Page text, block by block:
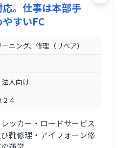
。仕事は本部手
すいFC
ニング、修理（リペア）
人向け
４
ッカー・ロードサービス
靴修理・アイフォーン修